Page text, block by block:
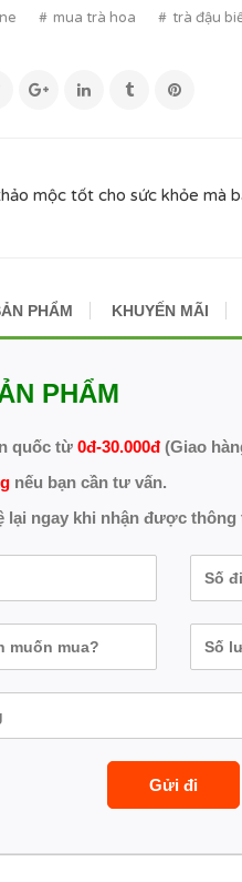
mua trà hoa trà đậu
mộc tốt cho sức khỏe mà
PHẨM KHUYẾN MÃI
PHẨM
quốc từ 0đ-30.000đ(Giao
nếu bạn cần tư vấn.
lại ngay khi nhận được thông